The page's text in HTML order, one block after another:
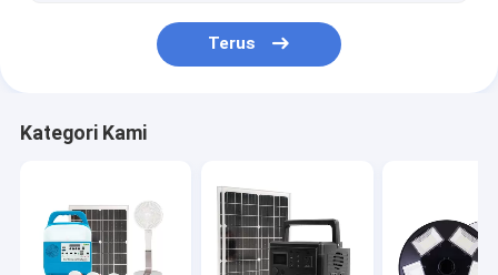
Terus
Kategori Kami